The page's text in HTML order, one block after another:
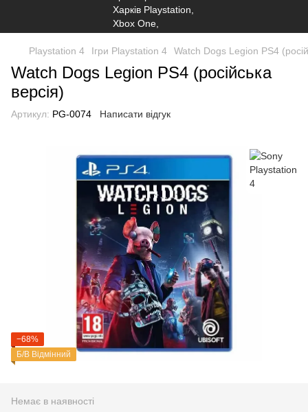
Playstation 4 Ігри Playstation 4 Watch Dogs Legion PS4
Watch Dogs Legion PS4 (російська
версія)
Артикул: PG-0074 Написати відгук
−68%
Б/В Відмінний
Немає в наявності